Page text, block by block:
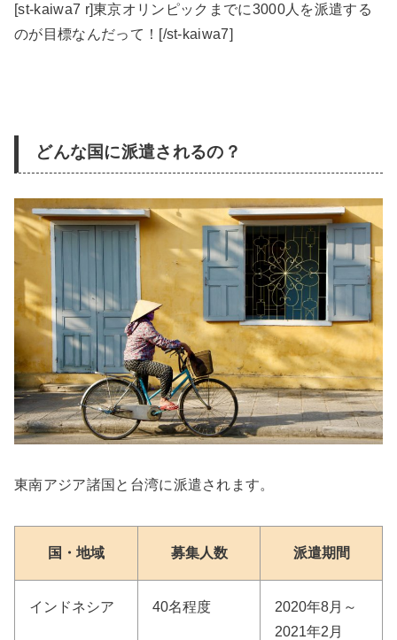
[st-kaiwa7 r]東京オリンピックまでに3000人を派遣する
のが目標なんだって！[/st-kaiwa7]
どんな国に派遣されるの？
東南アジア諸国と台湾に派遣されます。
国・地域 募集人数 派遣期間
インドネシア 40名程度
2020年8月～
2021年2月